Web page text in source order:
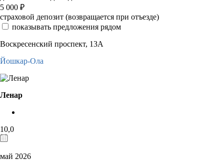
5 000 ₽
страховой депозит (возвращается при отъезде)
показывать предложения рядом
Воскресенский проспект, 13А
Йошкар-Ола
Ленар
10,0
май 2026